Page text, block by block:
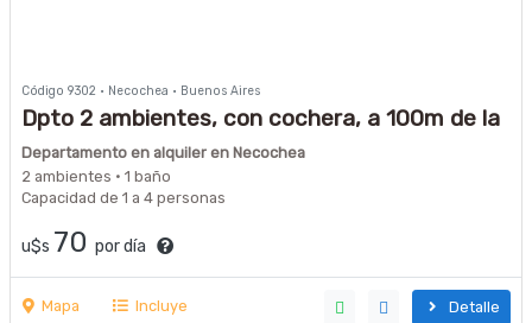
Código 9302 · Necochea · Buenos Aires
Dpto 2 ambientes, con cochera, a 100m de la
playa
Departamento en alquiler en Necochea
2 ambientes · 1 baño
Capacidad de 1 a 4 personas
u$s 70 por día
Mapa Incluye Detalle